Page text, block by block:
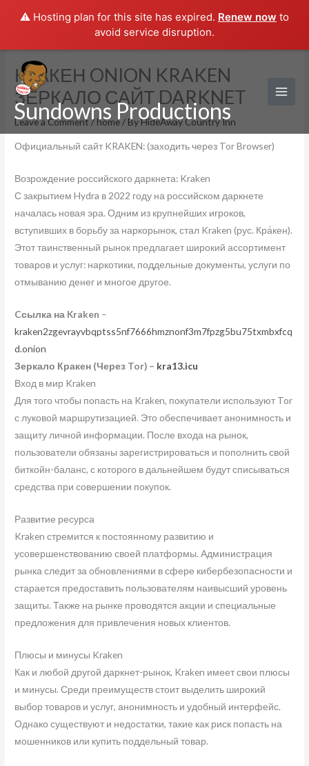
⚠️ Hosting plan for this site has expired. Renew now to
avoid service disruption.
content
Sundowns Productions
КРАКЕН ONION KRAKEN
ЗЕРКАЛО САЙТ DARKNET
Leave a Comment / home / ByHideAway Country Inn
Официальный сайт KRAKEN: (заходить через Tor Browser)
Возрождение российского даркнета: Kraken
С закрытием Hydra в 2022 году на российском даркнете
началась новая эра. Одним из крупнейших игроков,
вступивших в борьбу за наркорынок, стал Kraken (рус. Кра́кен).
Этот таинственный рынок предлагает широкий ассортимент
товаров и услуг: наркотики, поддельные документы, услуги по
отмыванию денег и многое другое.
Cсылка на Kraken –
kraken2zgevrayvbqptss5nf7666hmznonf3m7fpzg5bu75txmbxfcq
d.onion
Зеркало Кракен (Через Tor) – kra13.icu
Вход в мир Kraken
Для того чтобы попасть на Kraken, покупатели используют Tor
с луковой маршрутизацией. Это обеспечивает анонимность и
защиту личной информации. После входа на рынок,
пользователи обязаны зарегистрироваться и пополнить свой
биткойн-баланс, с которого в дальнейшем будут списываться
средства при совершении покупок.
Развитие ресурса
Kraken стремится к постоянному развитию и
усовершенствованию своей платформы. Администрация
рынка следит за обновлениями в сфере кибербезопасности и
старается предоставить пользователям наивысший уровень
защиты. Также на рынке проводятся акции и специальные
предложения для привлечения новых клиентов.
Плюсы и минусы Kraken
Как и любой другой даркнет-рынок, Kraken имеет свои плюсы
и минусы. Среди преимуществ стоит выделить широкий
выбор товаров и услуг, анонимность и удобный интерфейс.
Однако существуют и недостатки, такие как риск попасть на
мошенников или купить поддельный товар.